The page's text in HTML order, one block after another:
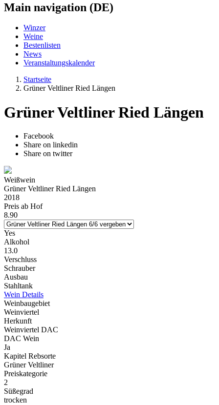
Main navigation (DE)
Winzer
Weine
Bestenlisten
News
Veranstaltungskalender
Startseite
Grüner Veltliner Ried Längen
Grüner Veltliner Ried Längen
Facebook
Share on linkedin
Share on twitter
Weißwein
Grüner Veltliner Ried Längen
2018
Preis ab Hof
8.90
Yes
Alkohol
13.0
Verschluss
Schrauber
Ausbau
Stahltank
Wein Details
Weinbaugebiet
Weinviertel
Herkunft
Weinviertel DAC
DAC Wein
Ja
Kapitel Rebsorte
Grüner Veltliner
Preiskategorie
2
Süßegrad
trocken